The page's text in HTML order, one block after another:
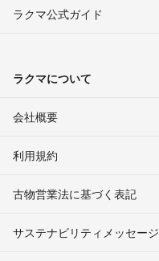
ラクマ公式ガイド
ラクマについて
会社概要
利用規約
古物営業法に基づく表記
サステナビリティメッセージ